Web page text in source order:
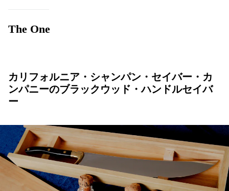
The One
カリフォルニア・シャンパン・セイバー・カ
ンパニーのブラックウッド・ハンドルセイバ
ー